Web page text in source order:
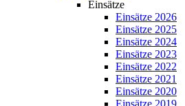
Einsätze
Einsätze 2026
Einsätze 2025
Einsätze 2024
Einsätze 2023
Einsätze 2022
Einsätze 2021
Einsätze 2020
Einsätze 2019